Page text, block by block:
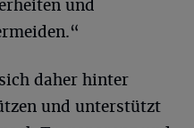
und
daher hinter
und unterstützt